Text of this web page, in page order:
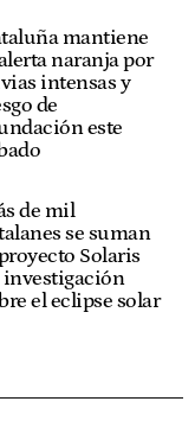
mantiene
naranja por
intensas y
de
este
de mil
se suman
Solaris
investigación
el eclipse solar